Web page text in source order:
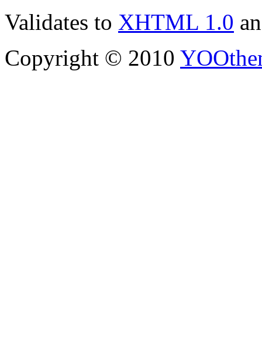
Validates to XHTML 1.0
Copyright © 2010